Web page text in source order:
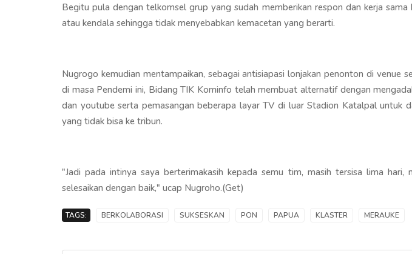
Begitu pula dengan telkomsel grup yang sudah memberikan respon dan kerja
atau kendala sehingga tidak menyebabkan kemacetan yang berarti.
Nugrogo kemudian mentampaikan, sebagai antisiapasi lonjakan penonton di venue
di masa Pendemi ini, Bidang TIK Kominfo telah membuat alternatif dengan
dan youtube serta pemasangan beberapa layar TV di luar Stadion Katalpal untuk
yang tidak bisa ke tribun.
"Jadi pada intinya saya berterimakasih kepada semu tim, masih tersisa lima hari,
selesaikan dengan baik," ucap Nugroho.(Get)
TAGS: BERKOLABORASI SUKSESKAN PON PAPUA KLASTER MERAUKE